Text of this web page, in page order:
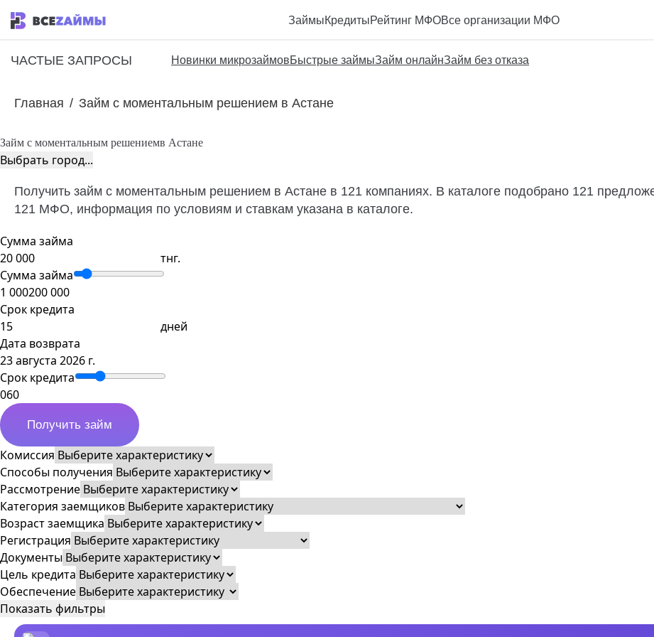
ЗаймыКредитыРейтинг МФОВсе организации МФО
ЧАСТЫЕ ЗАПРОСЫ Новинки микрозаймовБыстрые займыЗайм онлайнЗайм без отказа
Главная / Займ с моментальным решением в Астане
Займ с моментальным решениемв Астане
Выбрать город...
Получить займ с моментальным решением в Астане в 121 компаниях. В каталоге подобрано 121
121 МФО, информация по условиям и ставкам указана в каталоге.
Сумма займа
тнг.
Сумма займа
1 000200 000
Срок кредита
дней
Дата возврата
23 августа 2026 г.
Срок кредита
060
Получить займ
Комиссия
Способы получения
Рассмотрение
Категория заемщиков
Возраст заемщика
Регистрация
Документы
Цель кредита
Обеспечение
Показать фильтры